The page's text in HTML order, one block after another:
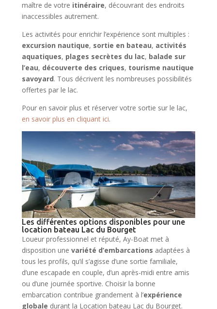
maître de votre itinéraire, découvrant des endroits
inaccessibles autrement.
Les activités pour enrichir l’expérience sont multiples :
excursion nautique, sortie en bateau, activités
aquatiques, plages secrètes du lac, balade sur
l’eau, découverte des criques, tourisme nautique
savoyard. Tous décrivent les nombreuses possibilités
offertes par le lac.
Pour en savoir plus et réserver votre sortie sur le lac,
en savoir plus en cliquant ici.
Les différentes options disponibles pour une
location bateau Lac du Bourget
Loueur professionnel et réputé, Ay-Boat met à
disposition une variété d’embarcations adaptées à
tous les profils, qu’il s’agisse d’une sortie familiale,
d’une escapade en couple, d’un après-midi entre amis
ou d’une journée sportive. Choisir la bonne
embarcation contribue grandement à l’expérience
globale durant la Location bateau Lac du Bourget.